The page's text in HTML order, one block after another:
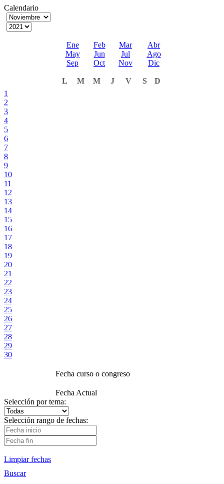
Calendario
Ene Feb Mar
Abr
May
Jun Jul
Ago
Sep
Oct Nov Dic
L M M J V S
D
1
2
3
4
5
6
7
8
9
10
11
12
13
14
15
16
17
18
19
20
21
22
23
24
25
26
27
28
29
30
Fecha curso o congreso
Fecha Actual
Selección por tema:
Selección rango de fechas:
Limpiar fechas
Buscar